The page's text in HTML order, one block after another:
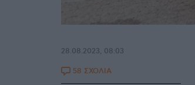
28.08.2023, 08:03
58 ΣΧΟΛΙΑ